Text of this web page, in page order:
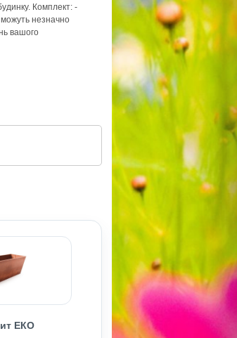
Комплект: -
незначно
вашого
ЕКО